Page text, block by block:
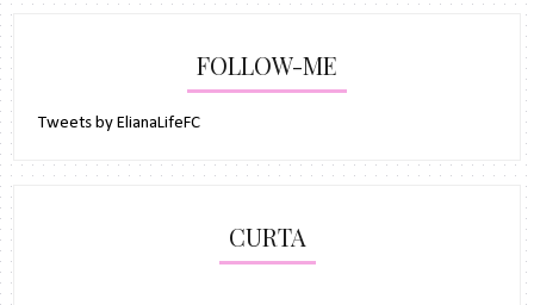
FOLLOW-ME
Tweets by ElianaLifeFC
CURTA